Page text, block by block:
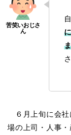
６月上旬に会社
場の上司・人事